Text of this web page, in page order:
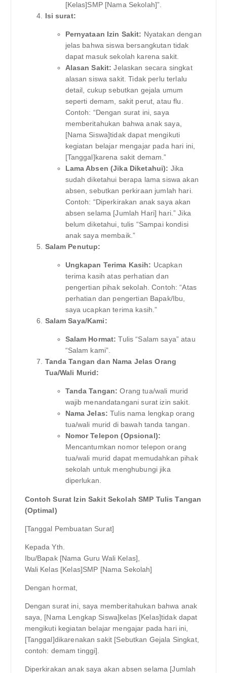
[Kelas]SMP [Nama Sekolah]”.
Isi surat:
Pernyataan Izin Sakit: Nyatakan dengan
jelas bahwa siswa bersangkutan tidak
dapat masuk sekolah karena sakit.
Alasan Sakit: Jelaskan secara singkat
alasan siswa sakit. Tidak perlu terlalu
detail, cukup sebutkan gejala umum
seperti demam, sakit perut, atau flu.
Contoh: “Dengan surat ini, saya
memberitahukan bahwa anak saya,
[Nama Siswa]tidak dapat mengikuti
kegiatan belajar mengajar pada hari ini,
[Tanggal]karena sakit demam.”
Lama Absen (Jika Diketahui): Jika
sudah diketahui berapa lama siswa akan
absen, sebutkan perkiraan jumlah hari.
Contoh: “Diperkirakan anak saya akan
absen selama [Jumlah Hari] hari.” Jika
belum diketahui, tulis “Sampai kondisi
anak saya membaik.”
Salam Penutup:
Ungkapan Terima Kasih: Ucapkan
terima kasih atas perhatian dan
pengertian pihak sekolah. Contoh: “Atas
perhatian dan pengertian Bapak/Ibu,
saya ucapkan terima kasih.”
Salam Saya/Kami:
Salam Hormat: Tulis “Salam saya” atau
“Salam kami”.
Tanda Tangan dan Nama Jelas Orang
Tua/Wali Murid:
Tanda Tangan: Orang tua/wali murid
wajib menandatangani surat izin sakit.
Nama Jelas: Tulis nama lengkap orang
tua/wali murid di bawah tanda tangan.
Nomor Telepon (Opsional):
Mencantumkan nomor telepon orang
tua/wali murid dapat memudahkan pihak
sekolah untuk menghubungi jika
diperlukan.
Contoh Surat Izin Sakit Sekolah SMP Tulis Tangan
(Optimal)
[Tanggal Pembuatan Surat]
Kepada Yth.
Ibu/Bapak [Nama Guru Wali Kelas],
Wali Kelas [Kelas]SMP [Nama Sekolah]
Dengan hormat,
Dengan surat ini, saya memberitahukan bahwa anak
saya, [Nama Lengkap Siswa]kelas [Kelas]tidak dapat
mengikuti kegiatan belajar mengajar pada hari ini,
[Tanggal]dikarenakan sakit [Sebutkan Gejala Singkat,
contoh: demam tinggi].
Diperkirakan anak saya akan absen selama [Jumlah